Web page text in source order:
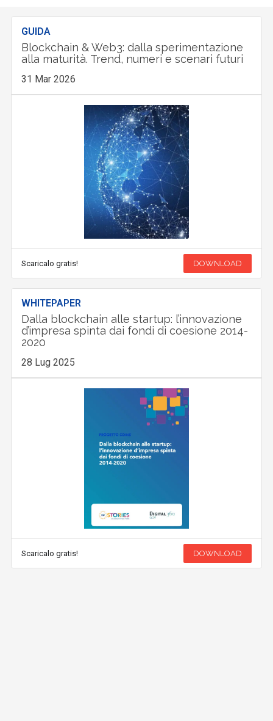
GUIDA
Blockchain & Web3: dalla sperimentazione
alla maturità. Trend, numeri e scenari futuri
31 Mar 2026
Scaricalo gratis! DOWNLOAD
WHITEPAPER
Dalla blockchain alle startup: l’innovazione
d’impresa spinta dai fondi di coesione 2014-
2020
28 Lug 2025
Scaricalo gratis! DOWNLOAD